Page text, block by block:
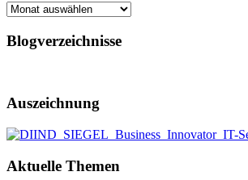
Archiv
Blogverzeichnisse
Auszeichnung
Aktuelle Themen